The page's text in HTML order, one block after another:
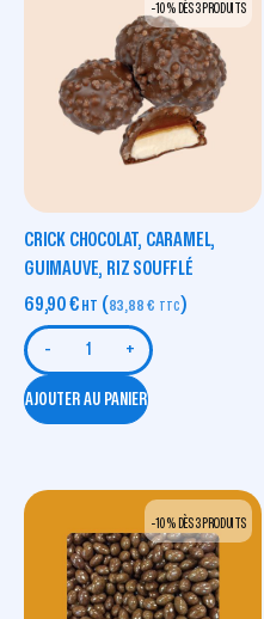
-10 % DÈS 3 PRODUITS
CRICK CHOCOLAT, CARAMEL,
GUIMAUVE, RIZ SOUFFLÉ
69,90€ HT (83,88€ TTC)
- +
AJOUTER AU PANIER
-10 % DÈS 3 PRODUITS